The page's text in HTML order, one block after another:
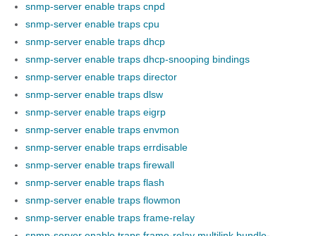
snmp-server enable traps cnpd
snmp-server enable traps cpu
snmp-server enable traps dhcp
snmp-server enable traps dhcp-snooping bindings
snmp-server enable traps director
snmp-server enable traps dlsw
snmp-server enable traps eigrp
snmp-server enable traps envmon
snmp-server enable traps errdisable
snmp-server enable traps firewall
snmp-server enable traps flash
snmp-server enable traps flowmon
snmp-server enable traps frame-relay